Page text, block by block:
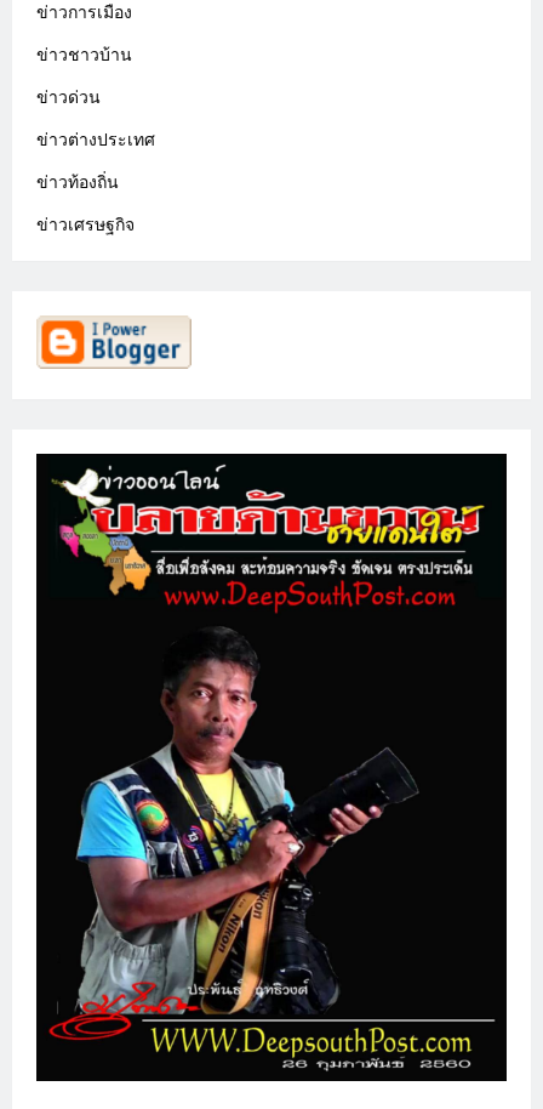
ข่าวการเมือง
ข่าวชาวบ้าน
ข่าวด่วน
ข่าวต่างประเทศ
ข่าวท้องถิ่น
ข่าวเศรษฐกิจ